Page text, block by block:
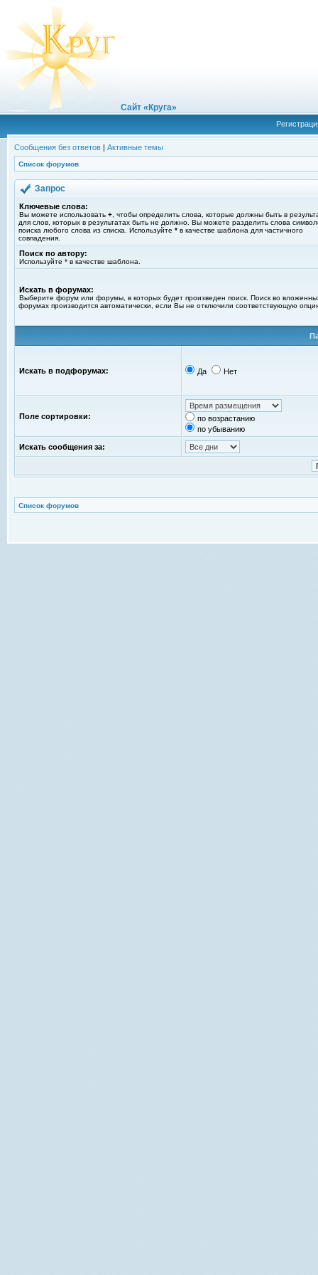
Сайт «Круга»
Сообщения без ответов | Активные темы
Список форумов
Запрос
Ключевые слова:
Вы можете использовать + , чтобы определить слова, которые должны быть в
для слов, которых в результатах быть не должно. Вы можете разделить слова
поиска любого слова из списка. Используйте * в качестве шаблона для частичного
совпадения.
Поиск по автору:
Используйте * в качестве шаблона.
Искать в форумах:
Выберите форум или форумы, в которых будет произведен поиск. Поиск во
форумах производится автоматически, если Вы не отключили соответствующую
Искать в подфорумах: Да Нет
Поле сортировки:
по возрастанию
по убыванию
Искать сообщения за:
Список форумов